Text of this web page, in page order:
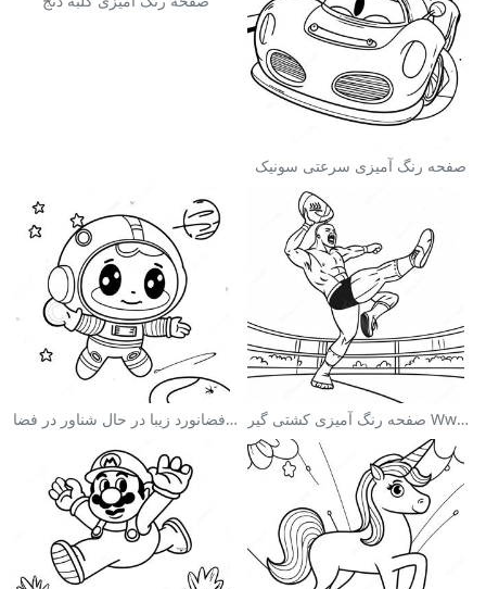
صفحه رنگ آمیزی سرعتی سونیک
صفحه رنگ آمیزی فضانورد زیبا در حال شناور در فضا صفحه رنگ آمیزی کشتی گیر Wwe در حال پرش بر روی حریف